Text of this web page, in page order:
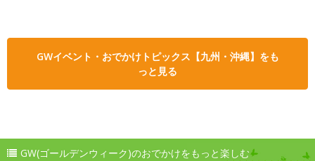
GWイベント・おでかけトピックス【九州・沖縄】をも
っと見る
GW(ゴールデンウィーク)のおでかけをもっと楽しむ